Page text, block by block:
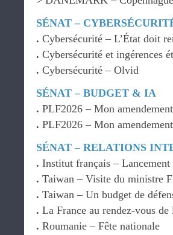
SÉNAT –
. Cybersécurité – L’État doit
. Cybersécurité et ingérences
. Cybersécurité – Olvid
SÉNAT – BUDGET & IA
. PLF2026 – Mon
. PLF2026 – Mon
SÉNAT – RELATIONS
. Institut français –
. Taiwan – Visite du ministre
. Taiwan – Un budget de
. La France au rendez-vous
. Roumanie – Fête nationale